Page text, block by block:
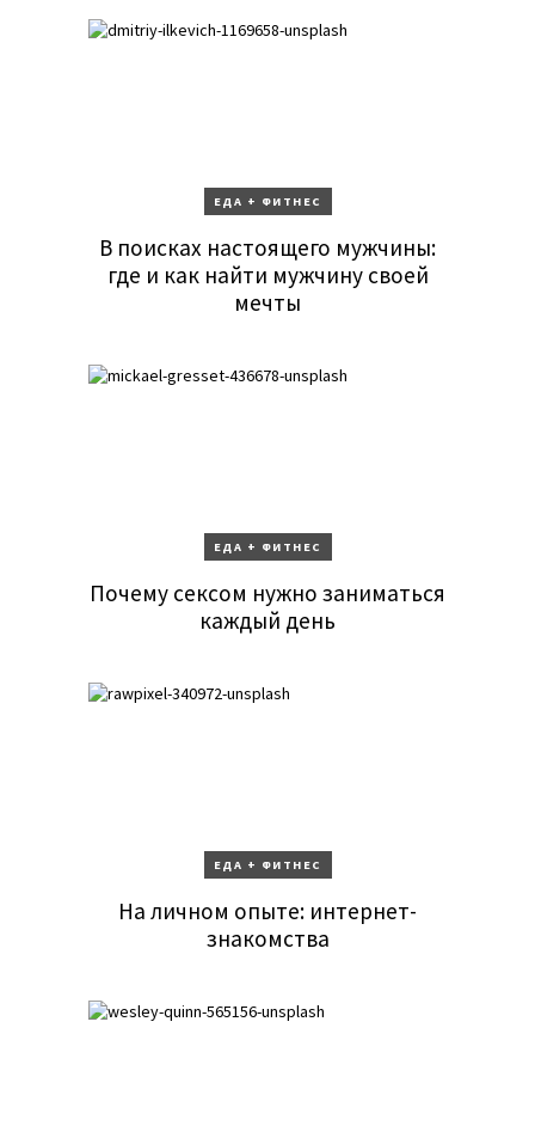
ЕДА + ФИТНЕС
В поисках настоящего мужчины:
где и как найти мужчину своей
мечты
ЕДА + ФИТНЕС
Почему сексом нужно заниматься
каждый день
ЕДА + ФИТНЕС
На личном опыте: интернет-
знакомства